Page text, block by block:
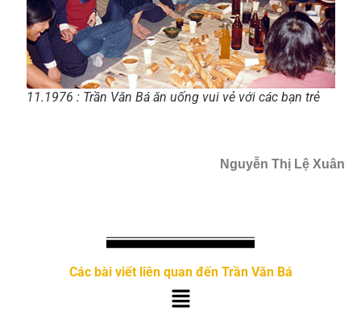
11.1976 : Trần Văn Bá ăn uống vui vẻ với các bạn trẻ
Nguyễn Thị Lệ Xuân
Các bài viết liên quan đến Trần Văn Bá